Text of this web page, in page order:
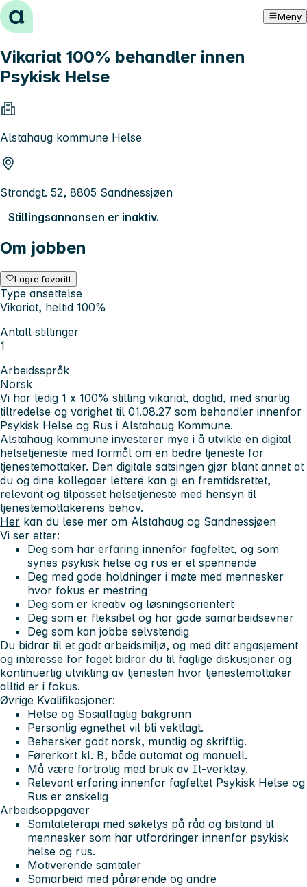
Hopp til innhold Meny
Vikariat 100% behandler innen
Psykisk Helse
Alstahaug kommune Helse
Strandgt. 52, 8805 Sandnessjøen
Stillingsannonsen er inaktiv.
Om jobben
Lagre favoritt
Type ansettelse
Vikariat, heltid 100%
Antall stillinger
1
Arbeidsspråk
Norsk
Vi har ledig 1 x 100% stilling vikariat, dagtid, med snarlig
tiltredelse og varighet til 01.08.27 som behandler innenfor
Psykisk Helse og Rus i Alstahaug Kommune.
Alstahaug kommune investerer mye i å utvikle en digital
helsetjeneste med formål om en bedre tjeneste for
tjenestemottaker. Den digitale satsingen gjør blant annet at
du og dine kollegaer lettere kan gi en fremtidsrettet,
relevant og tilpasset helsetjeneste med hensyn til
tjenestemottakerens behov.
Her kan du lese mer om Alstahaug og Sandnessjøen
Vi ser etter:
Deg som har erfaring innenfor fagfeltet, og som
synes psykisk helse og rus er et spennende
Deg med gode holdninger i møte med mennesker
hvor fokus er mestring
Deg som er kreativ og løsningsorientert
Deg som er fleksibel og har gode samarbeidsevner
Deg som kan jobbe selvstendig
Du bidrar til et godt arbeidsmiljø, og med ditt engasjement
og interesse for faget bidrar du til faglige diskusjoner og
kontinuerlig utvikling av tjenesten hvor tjenestemottaker
alltid er i fokus.
Øvrige Kvalifikasjoner:
Helse og Sosialfaglig bakgrunn
Personlig egnethet vil bli vektlagt.
Behersker godt norsk, muntlig og skriftlig.
Førerkort kl. B, både automat og manuell.
Må være fortrolig med bruk av It-verktøy.
Relevant erfaring innenfor fagfeltet Psykisk Helse og
Rus er ønskelig
Arbeidsoppgaver
Samtaleterapi med søkelys på råd og bistand til
mennesker som har utfordringer innenfor psykisk
helse og rus.
Motiverende samtaler
Samarbeid med pårørende og andre